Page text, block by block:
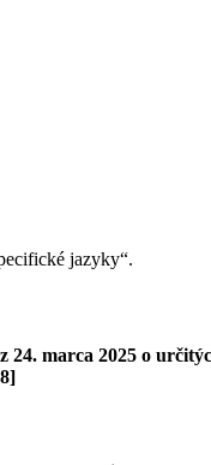
jazyky“.
24. marca 2025 o